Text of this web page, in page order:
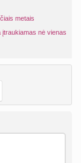
metais
nė vienas